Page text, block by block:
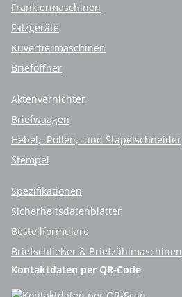
Frankiermaschinen
Falzgeräte
Kuvertiermaschinen
Brieföffner
Aktenvernichter
Briefwaagen
Hebel,- Rollen,- und Stapelschneider
Stempel
Spezifikationen
Sicherheitsdatenblätter
Bestellformulare
Briefschließer & Briefzählmaschinen
Kontaktdaten per QR-Code